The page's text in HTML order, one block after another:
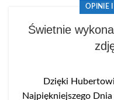
OPINIE
Świetnie
Dzięki
Najpiękniejszego